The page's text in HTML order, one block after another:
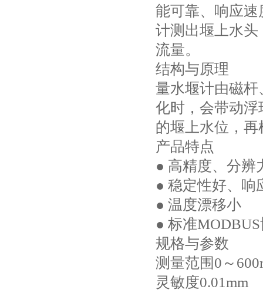
能可靠、响应
计测出堰上水
流量。
结构与原理
量水堰计由磁
化时，会带动
的堰上水位，
产品特点
● 高精度、分辨
● 稳定性好、响
● 温度漂移小
● 标准
规格与参数
测量范围0～
灵敏度0.01mm